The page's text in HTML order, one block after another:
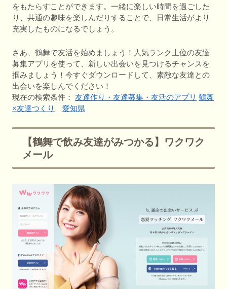
をもたらすことができます。一緒に楽しい時間を過ごした
り、共通の趣味を楽しんだりすることで、日常生活がより
充実したものになるでしょう。
さあ、鶴舞で友活を始めましょう！人気ランク上位の友達
募集アプリを使って、新しい出会いを見つけるチャンスを
掴みましょう！今すぐダウンロードして、素敵な友達との
出会いを楽しんでください！
現在の検索条件： 友達作り・友達募集・友活のアプリ 鶴舞
×友達つくり
愛知県
【鶴舞で飲み友達がみつかる】ワクワク
メール